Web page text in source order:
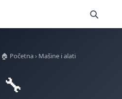
🏠 Početna› Mašine i alati
🔧